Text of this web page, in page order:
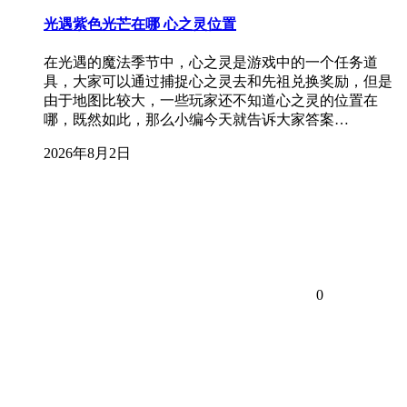
光遇紫色光芒在哪 心之灵位置
在光遇的魔法季节中，心之灵是游戏中的一个任务道
具，大家可以通过捕捉心之灵去和先祖兑换奖励，但是
由于地图比较大，一些玩家还不知道心之灵的位置在
哪，既然如此，那么小编今天就告诉大家答案…
2026年8月2日
0